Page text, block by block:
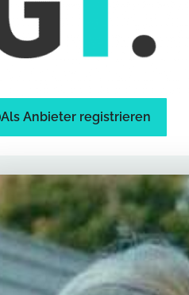
Als Anbieter registrieren